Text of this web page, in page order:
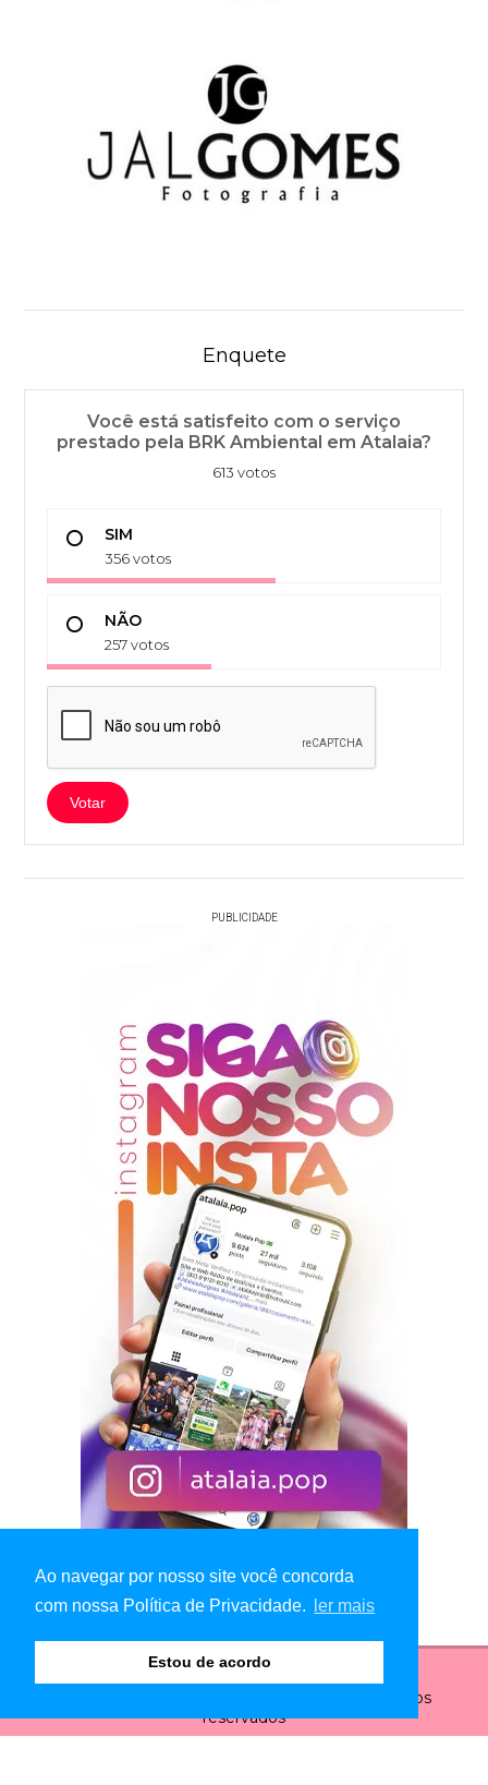
Ao navegar por nosso site você concorda
com nossa Política de Privacidade.
ler mais
Estou de acordo
Enquete
Você está satisfeito com o serviço
prestado pela BRK Ambiental em Atalaia?
613 votos
SIM
356 votos
NÃO
257 votos
Votar
PUBLICIDADE
© Copyright 2026 - Atalaia Pop - Todos os direitos
reservados